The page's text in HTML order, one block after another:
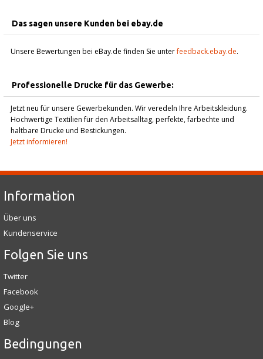
Das sagen unsere Kunden bei ebay.de
Unsere Bewertungen bei eBay.de finden Sie unterfeedback.ebay.de.
Professionelle Drucke für das Gewerbe:
Jetzt neu für unsere Gewerbekunden. Wir veredeln Ihre Arbeitskleidung.
Hochwertige Textilien für den Arbeitsalltag, perfekte, farbechte und
haltbare Drucke und Bestickungen.
Jetzt informieren!
Information
Über uns
Kundenservice
Folgen Sie uns
Twitter
Facebook
Google+
Blog
Bedingungen